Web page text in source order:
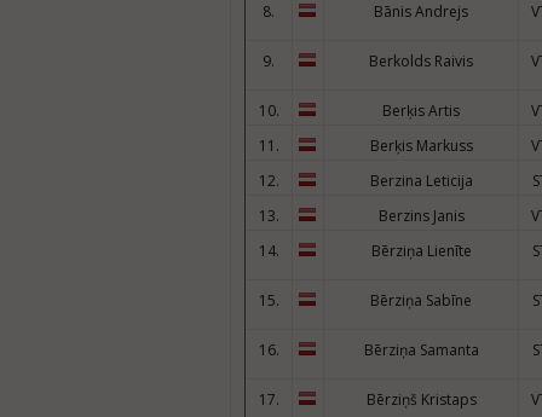
8.
Bānis Andrejs
9. Berkolds Raivis
10. Berķis Artis
11.
Berķis Markuss
12.
Berzina Leticija
13.
Berzins Janis
14.
Bērziņa Lienīte
15. Bērziņa Sabīne
16. Bērziņa Samanta
17. Bērziņš Kristaps